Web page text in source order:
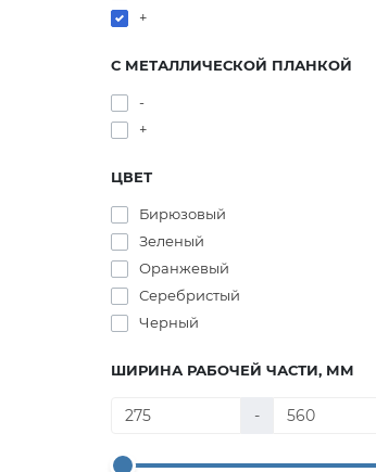
+
С МЕТАЛЛИЧЕСКОЙ ПЛАНКОЙ
-
+
ЦВЕТ
Бирюзовый
Зеленый
Оранжевый
Серебристый
Черный
ШИРИНА РАБОЧЕЙ ЧАСТИ, ММ
-